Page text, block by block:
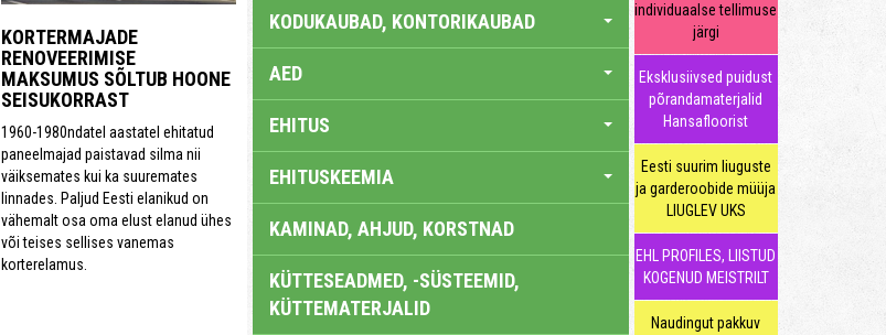
KORTERMAJADE
RENOVEERIMISE
MAKSUMUS SÕLTUB HOONE
SEISUKORRAST
1960-1980ndatel aastatel ehitatud
paneelmajad paistavad silma nii
väiksemates kui ka suuremates
linnades. Paljud Eesti elanikud on
vähemalt osa oma elust elanud ühes
või teises sellises vanemas
korterelamus.
KODUKAUBAD, KONTORIKAUBAD
AED
EHITUS
EHITUSKEEMIA
KAMINAD, AHJUD, KORSTNAD
KÜTTESEADMED, -SÜSTEEMID,
KÜTTEMATERJALID
individuaalse tellimuse
järgi
Eksklusiivsed puidust
põrandamaterjalid
Hansafloorist
Eesti suurim liuguste
ja garderoobide müüja
LIUGLEV UKS
EHL PROFILES, LIISTUD
KOGENUD MEISTRILT
Naudingut pakkuv